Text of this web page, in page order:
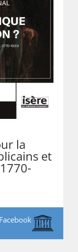
la
et